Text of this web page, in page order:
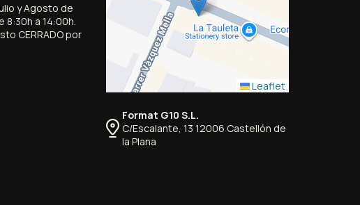
y Agosto de
8:30h a 14:00h.
CERRADO por
Leaflet
Format G10 S.L.
C/Escalante, 13 12006 Castellón de
la Plana